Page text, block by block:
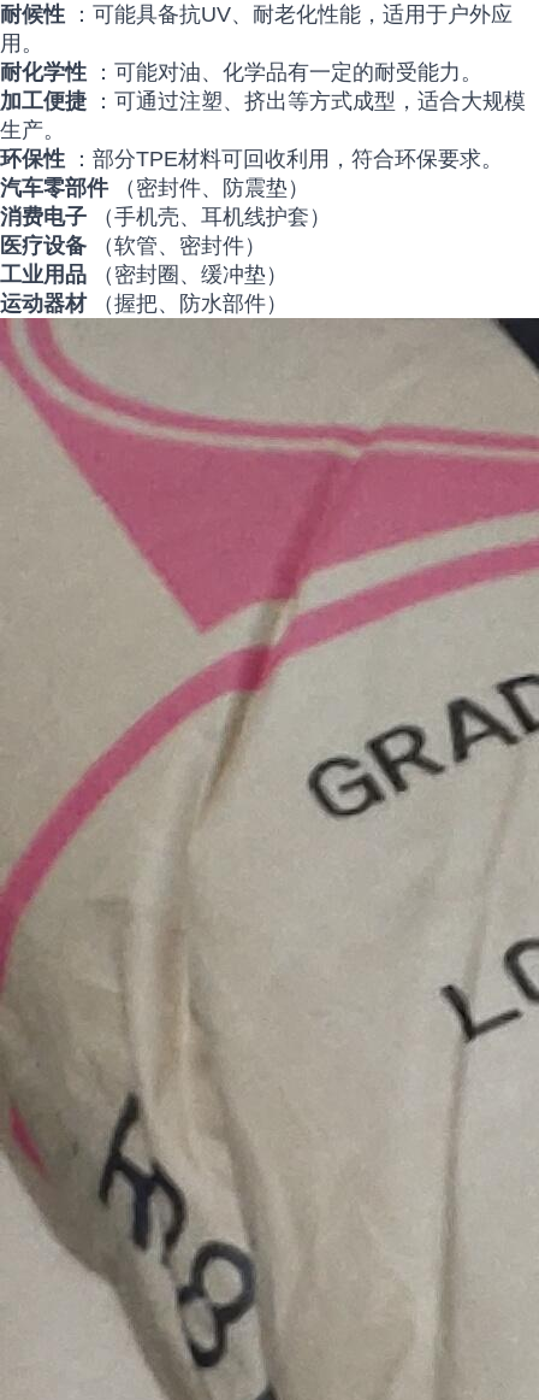
耐候性
：可能具备抗UV、耐老化性能，适用于户外应
用。
耐化学性
：可能对油、化学品有一定的耐受能力。
加工便捷
：可通过注塑、挤出等方式成型，适合大规模
生产。
环保性
：部分TPE材料可回收利用，符合环保要求。
汽车零部件
（密封件、防震垫）
消费电子
（手机壳、耳机线护套）
医疗设备
（软管、密封件）
工业用品
（密封圈、缓冲垫）
运动器材
（握把、防水部件）